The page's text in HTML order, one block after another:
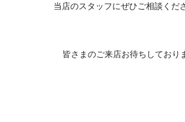
当店のスタッフにぜひご相談くだ
皆さまのご来店お待ちしており